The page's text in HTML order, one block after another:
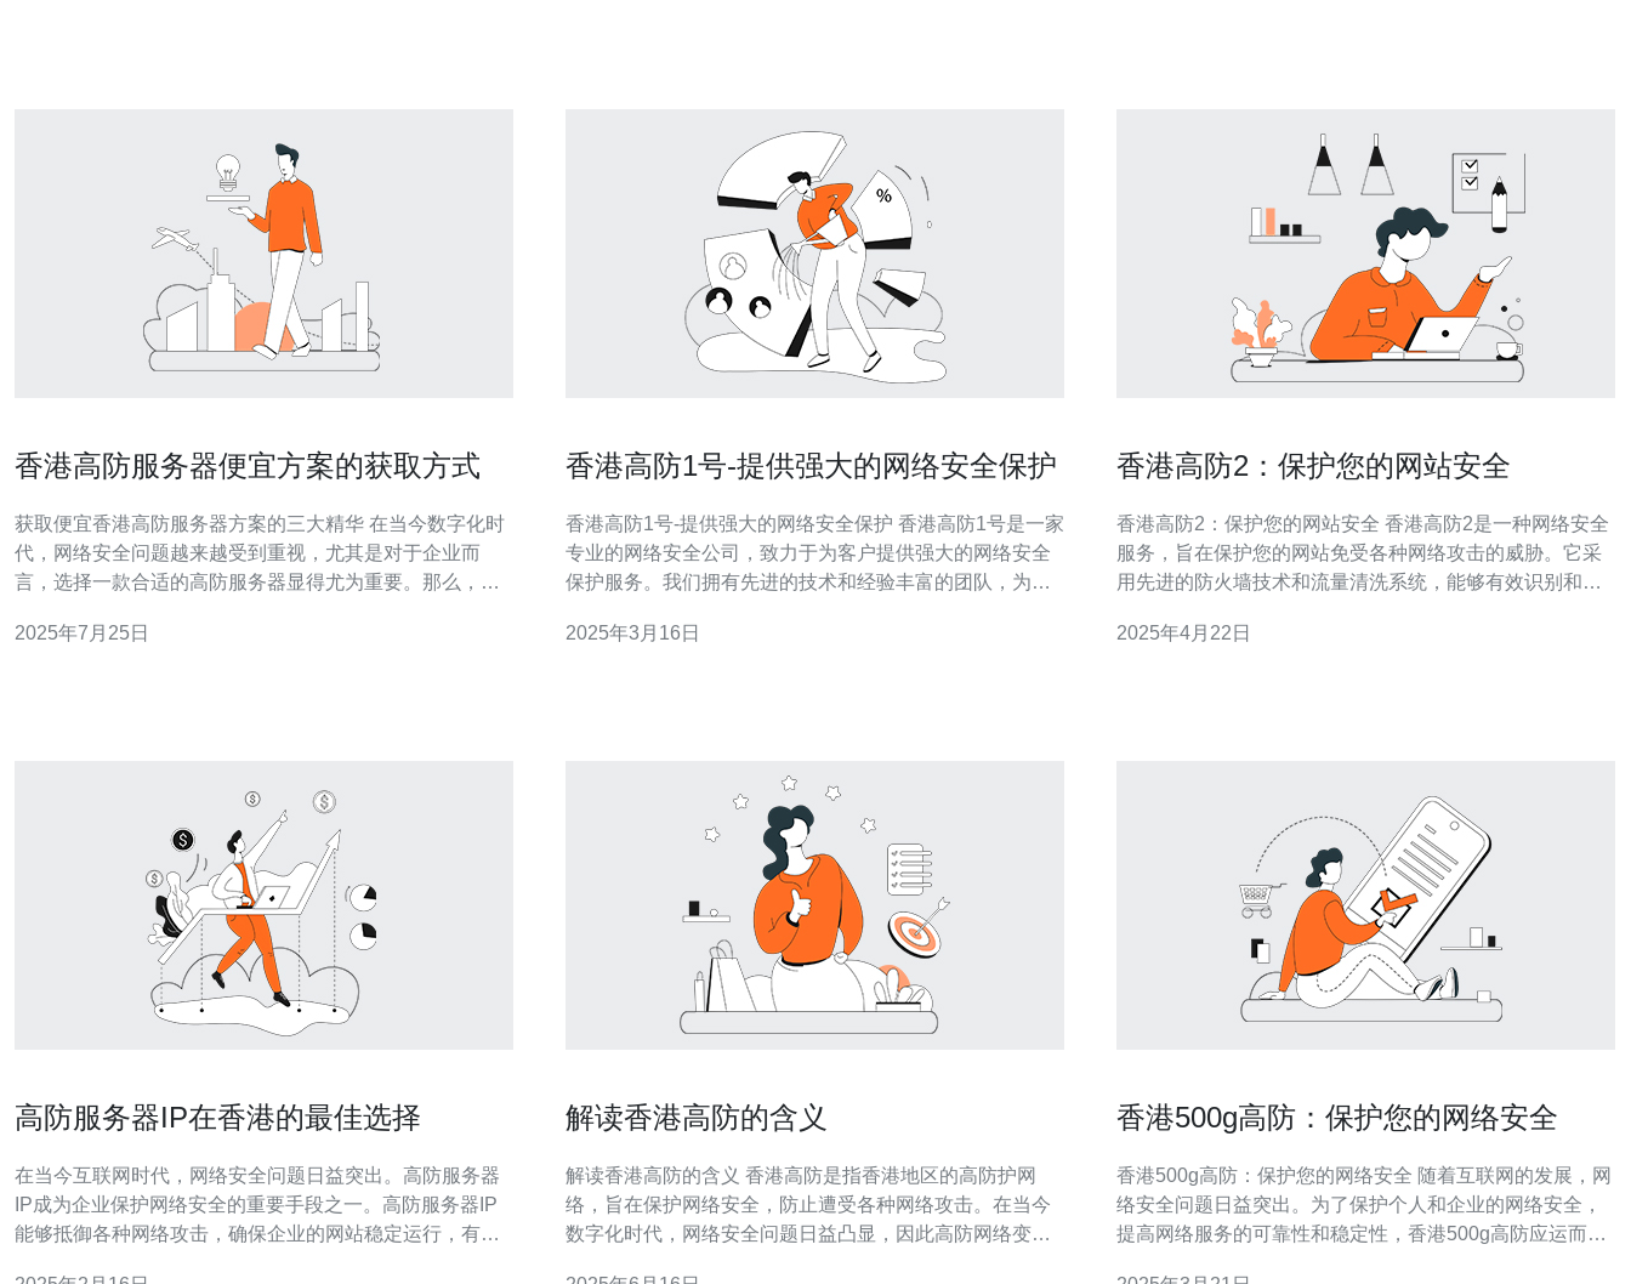
香港高防服务器便宜方案的获取方式
获取便宜香港高防服务器方案的三大精华 在当今数字化时
代，网络安全问题越来越受到重视，尤其是对于企业而
言，选择一款合适的高防服务器显得尤为重要。那么，如
下是我们整理出的三大精华内容，帮助你轻松获取便宜方
2025年7月25日
香港高防1号-提供强大的网络安全保护
香港高防1号-提供强大的网络安全保护 香港高防1号是一家
专业的网络安全公司，致力于为客户提供强大的网络安全
保护服务。我们拥有先进的技术和经验丰富的团队，为客
络安全保护，帮助客户应对各种网络威胁和攻击。我们的
2025年3月16日
香港高防2：保护您的网站安全
香港高防2：保护您的网站安全 香港高防2是一种网络安全
服务，旨在保护您的网站免受各种网络攻击的威胁。它采
用先进的防火墙技术和流量清洗系统，能够有效识别和阻
2025年4月22日
高防服务器IP在香港的最佳选择
在当今互联网时代，网络安全问题日益突出。高防服务器
IP成为企业保护网络安全的重要手段之一。高防服务器IP
能够抵御各种网络攻击，确保企业的网站稳定运行，有效
解读香港高防的含义
解读香港高防的含义 香港高防是指香港地区的高防护网
络，旨在保护网络安全，防止遭受各种网络攻击。在当今
数字化时代，网络安全问题日益凸显，因此高防网络变得
香港500g高防：保护您的网络安全
香港500g高防：保护您的网络安全 随着互联网的发展，网
络安全问题日益突出。为了保护个人和企业的网络安全，
提高网络服务的可靠性和稳定性，香港500g高防应运而